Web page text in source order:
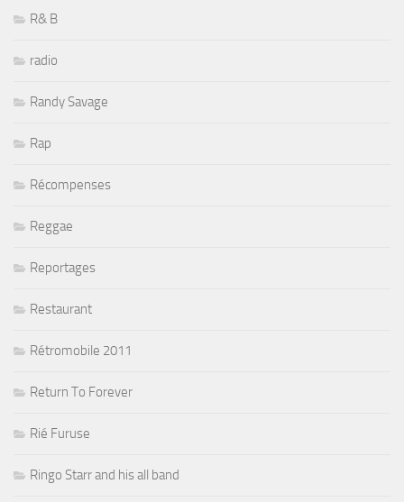
R& B
radio
Randy Savage
Rap
Récompenses
Reggae
Reportages
Restaurant
Rétromobile 2011
Return To Forever
Rié Furuse
Ringo Starr and his all band